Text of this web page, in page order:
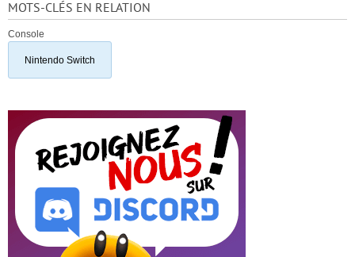
MOTS-CLÉS EN RELATION
Console
Nintendo Switch